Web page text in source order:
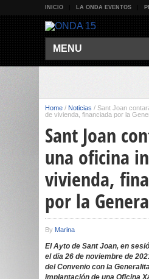
INICIO LA ONDA EVENTOS
MENU
Home / Noticias / Sant Joan
de vivienda, financiada por la
Sant Joan
una oficina
vivienda,
por la
By Marina
El Ayto de Sant Joan, en
el día 26 de noviembre de
del Convenio con la
implantación de una Oficina